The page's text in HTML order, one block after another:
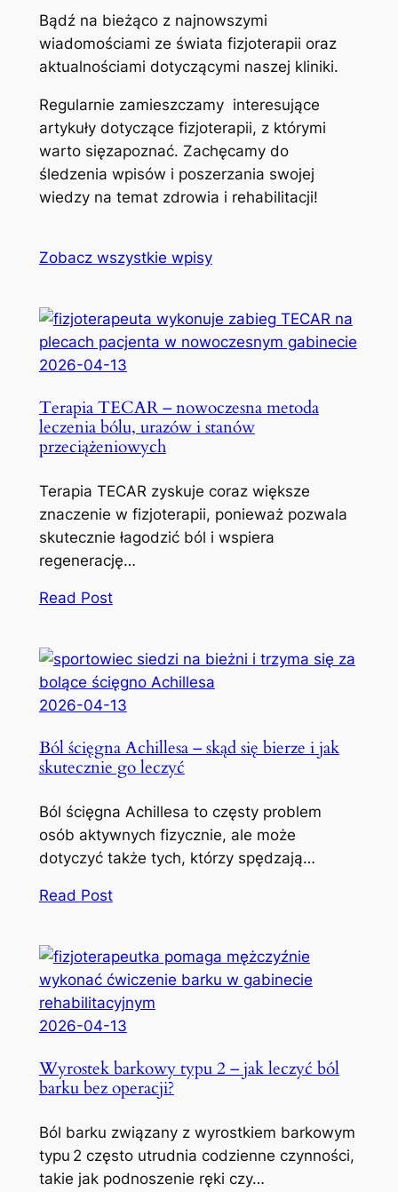
Bądź na bieżąco z najnowszymi
wiadomościami ze świata fizjoterapii oraz
aktualnościami dotyczącymi naszej kliniki.
Regularnie zamieszczamy interesujące
artykuły dotyczące fizjoterapii, z którymi
warto sięzapoznać. Zachęcamy do
śledzenia wpisów i poszerzania swojej
wiedzy na temat zdrowia i rehabilitacji!
Zobacz wszystkie wpisy
2026-04-13
Terapia TECAR – nowoczesna metoda
leczenia bólu, urazów i stanów
przeciążeniowych
Terapia TECAR zyskuje coraz większe
znaczenie w fizjoterapii, ponieważ pozwala
skutecznie łagodzić ból i wspiera
regenerację…
Read Post
2026-04-13
Ból ścięgna Achillesa – skąd się bierze i jak
skutecznie go leczyć
Ból ścięgna Achillesa to częsty problem
osób aktywnych fizycznie, ale może
dotyczyć także tych, którzy spędzają…
Read Post
2026-04-13
Wyrostek barkowy typu 2 – jak leczyć ból
barku bez operacji?
Ból barku związany z wyrostkiem barkowym
typu 2 często utrudnia codzienne czynności,
takie jak podnoszenie ręki czy…